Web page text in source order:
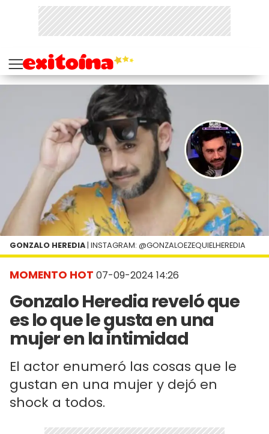
MOMENTO HOT 07-09-2024 14:26
Gonzalo Heredia reveló que
es lo que le gusta en una
mujer en la intimidad
El actor enumeró las cosas que le
gustan en una mujer y dejó en
shock a todos.
GONZALO HEREDIA | INSTAGRAM: @GONZALOEZEQUIELHEREDIA